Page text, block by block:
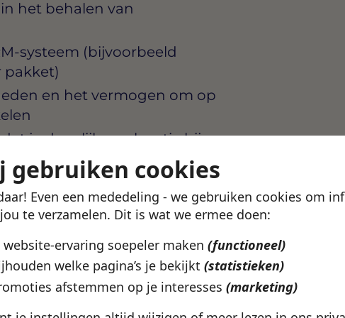
gebruiken cookies
Even een mededeling - we gebruiken cookies om
te verzamelen. Dit is wat we ermee doen:
website-ervaring soepeler maken (functioneel)
welke pagina’s je bekijkt (statistieken)
afstemmen op je interesses (marketing)
het behalen van
systeem (bijvoorbeeld
pakket)
en het vermogen om op
je dagelijks op locatie bij
gedreven organisatie die
omgeving. Er is ruimte voor
rayon waarbinnen jij de